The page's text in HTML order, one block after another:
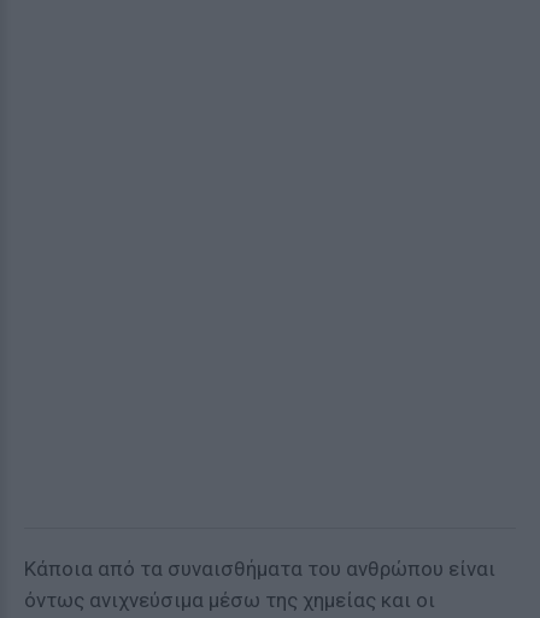
Κάποια από τα συναισθήματα του ανθρώπου είναι
όντως ανιχνεύσιμα μέσω της χημείας και οι